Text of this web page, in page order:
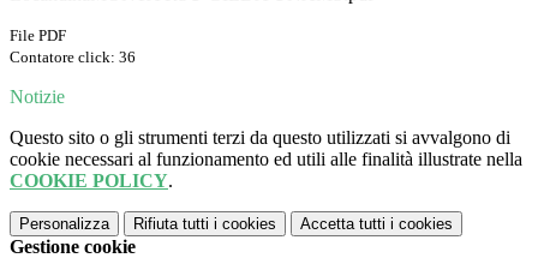
File PDF
Contatore click: 36
Notizie
Questo sito o gli strumenti terzi da questo utilizzati si avvalgono di
cookie necessari al funzionamento ed utili alle finalità illustrate nella
COOKIE POLICY.
Personalizza Rifiuta tutti i cookies Accetta tutti i cookies
Gestione cookie